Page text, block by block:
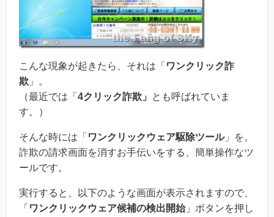
こんな現象が起きたら、それは「 ワンクリック詐
欺 」。
（最近では「 4クリック詐欺」
とも呼ばれていま
す。）
そんな時には「 ワンクリックウェア駆除ツール」を。
詐欺の請求画面を消すお手伝いをする、簡単操作なツ
ールです。
実行すると、以下のような画面が表示されますので、
「 ワンクリックウェア候補の検出開始」ボタンを押し